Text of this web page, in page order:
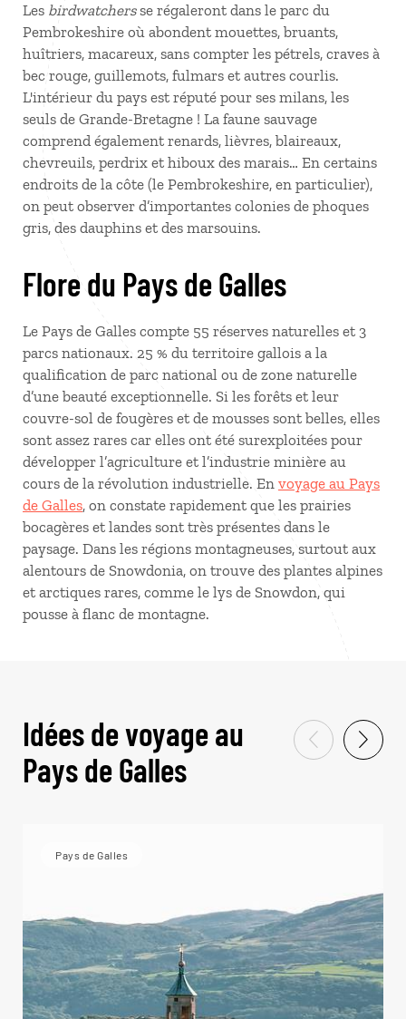
Les birdwatchersse régaleront dans le parc du
Pembrokeshire où abondent mouettes, bruants,
huîtriers, macareux, sans compter les pétrels, craves à
bec rouge, guillemots, fulmars et autres courlis.
L'intérieur du pays est réputé pour ses milans, les
seuls de Grande-Bretagne ! La faune sauvage
comprend également renards, lièvres, blaireaux,
chevreuils, perdrix et hiboux des marais… En certains
endroits de la côte (le Pembrokeshire, en particulier),
on peut observer d’importantes colonies de phoques
gris, des dauphins et des marsouins.
Flore du Pays de Galles
Le Pays de Galles compte 55 réserves naturelles et 3
parcs nationaux. 25 % du territoire gallois a la
qualification de parc national ou de zone naturelle
d’une beauté exceptionnelle. Si les forêts et leur
couvre-sol de fougères et de mousses sont belles, elles
sont assez rares car elles ont été surexploitées pour
développer l’agriculture et l’industrie minière au
cours de la révolution industrielle. En voyage au Pays
de Galles, on constate rapidement que les prairies
bocagères et landes sont très présentes dans le
paysage. Dans les régions montagneuses, surtout aux
alentours de Snowdonia, on trouve des plantes alpines
et arctiques rares, comme le lys de Snowdon, qui
pousse à flanc de montagne.
Idées de voyage au
Pays de Galles
Pays de Galles